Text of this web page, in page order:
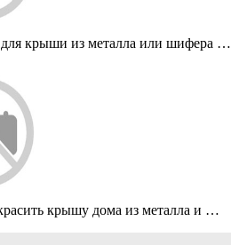
для крыши из металла или шифера …
крышу дома из металла и …